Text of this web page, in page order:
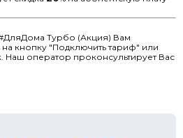
Турбо (Акция) Вам
на кнопку "Подключить тариф" или
Наш оператор проконсультирует Вас